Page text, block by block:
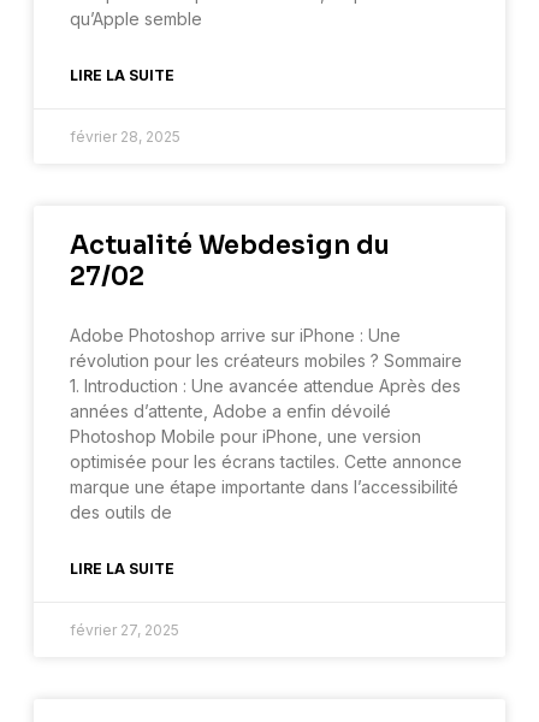
qu’Apple semble
LIRE LA SUITE
février 28, 2025
Actualité Webdesign du
27/02
Adobe Photoshop arrive sur iPhone : Une
révolution pour les créateurs mobiles ? Sommaire
1. Introduction : Une avancée attendue Après des
années d’attente, Adobe a enfin dévoilé
Photoshop Mobile pour iPhone, une version
optimisée pour les écrans tactiles. Cette annonce
marque une étape importante dans l’accessibilité
des outils de
LIRE LA SUITE
février 27, 2025